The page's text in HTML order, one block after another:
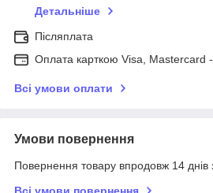
Детальніше
Післяплата
Оплата карткою Visa, Mastercard
Всі умови оплати
Умови повернення
Повернення товару впродовж 14 днів